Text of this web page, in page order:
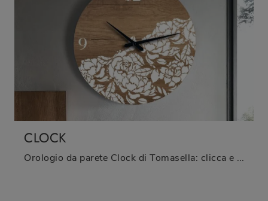
CLOCK
Orologio da parete Clock di Tomasella: clicca e ottieni informazioni sui Complementi e orologi moderni in legno del rinomato marchio!